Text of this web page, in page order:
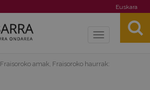
Euskara
Toggle
Fraisoroko amak, Fraisoroko haurrak: